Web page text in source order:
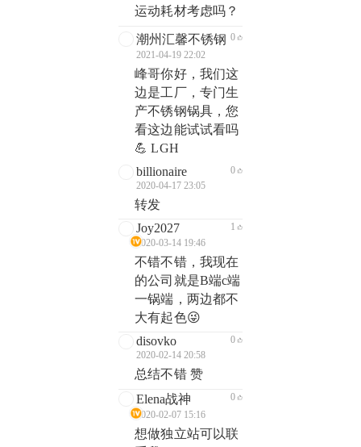
运动耗材考虑吗？
潮州汇馨不锈钢
2021-04-19 22:02
0
峰哥你好，我们这
边是工厂，专门生
产不锈钢锅具，您
看这边能试试看吗
💪 LGH
billionaire
2020-04-17 23:05
0
转发
Joy2027
2020-03-14 19:46
1
不错不错，我现在
的公司就是B端c端
一锅端，两边都不
大有起色😜
disovko
2020-02-14 20:58
0
总结不错 赞
Elena战神
2020-02-07 15:16
0
想做独立站可以联